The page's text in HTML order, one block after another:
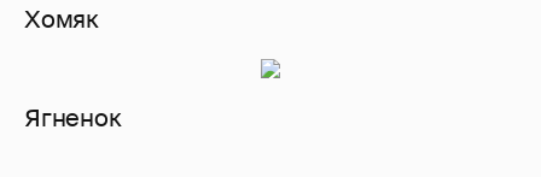
Хомяк
Ягненок